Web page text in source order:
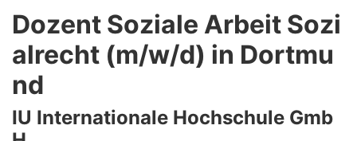
Dozent Soziale Arbeit Sozi
alrecht (m/w/d) in Dortmu
nd
IU Internationale Hochschule Gmb